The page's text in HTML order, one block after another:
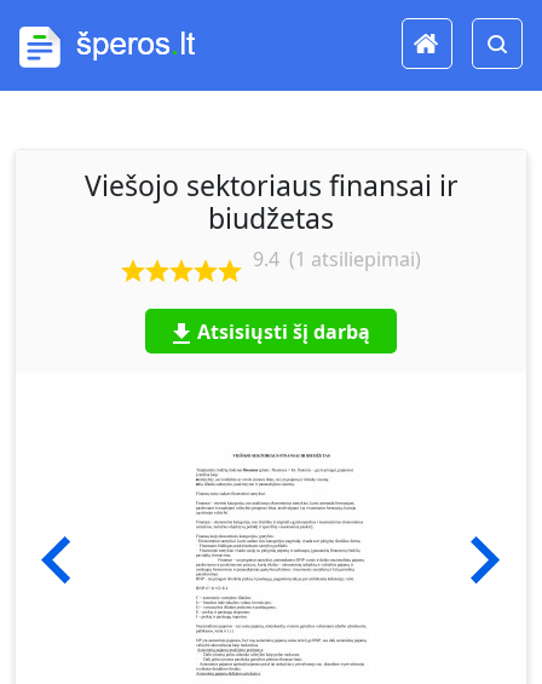
Viešojo sektoriaus finansai ir
biudžetas
9.4 (1 atsiliepimai)
Atsisiųsti šį darbą